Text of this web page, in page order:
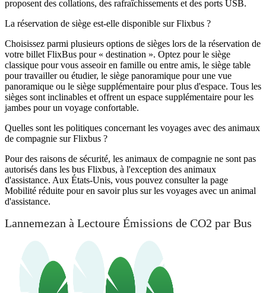
proposent des collations, des rafraîchissements et des ports USB.
La réservation de siège est-elle disponible sur Flixbus ?
Choisissez parmi plusieurs options de sièges lors de la réservation de
votre billet FlixBus pour « destination ». Optez pour le siège
classique pour vous asseoir en famille ou entre amis, le siège table
pour travailler ou étudier, le siège panoramique pour une vue
panoramique ou le siège supplémentaire pour plus d'espace. Tous les
sièges sont inclinables et offrent un espace supplémentaire pour les
jambes pour un voyage confortable.
Quelles sont les politiques concernant les voyages avec des animaux
de compagnie sur Flixbus ?
Pour des raisons de sécurité, les animaux de compagnie ne sont pas
autorisés dans les bus Flixbus, à l'exception des animaux
d'assistance. Aux États-Unis, vous pouvez consulter la page
Mobilité réduite pour en savoir plus sur les voyages avec un animal
d'assistance.
Lannemezan à Lectoure Émissions de CO2 par Bus